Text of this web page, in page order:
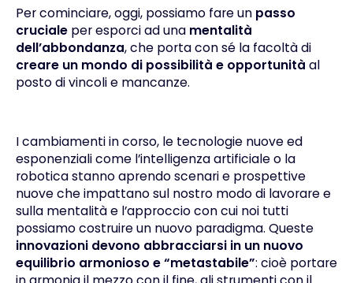
Per cominciare, oggi, possiamo fare un passo
crucialeper esporci ad una mentalità
dell’abbondanza, che porta con sé la facoltà di
creare un mondo di possibilità e opportunità al
posto di vincoli e mancanze.
I cambiamenti in corso, le tecnologie nuove ed
esponenziali come l’intelligenza artificiale o la
robotica stanno aprendo scenari e prospettive
nuove che impattano sul nostro modo di lavorare e
sulla mentalità e l’approccio con cui noi tutti
possiamo costruire un nuovo paradigma. Queste
innovazioni devono abbracciarsi in un nuovo
equilibrio armonioso e “metastabile”: cioè portare